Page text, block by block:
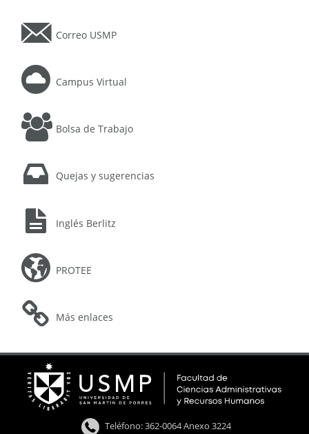
Correo USMP
Campus Virtual
Bolsa de Trabajo
Quejas y sugerencias
Inglés Berlitz
PROTEE
Más enlaces
Teléfono: 362-0064 Anexo 3224